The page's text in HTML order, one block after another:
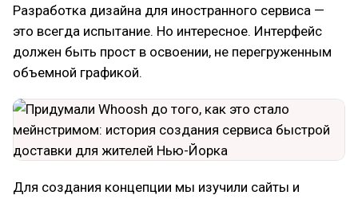
Разработка дизайна для иностранного сервиса —
это всегда испытание. Но интересное. Интерфейс
должен быть прост в освоении, не перегруженным
объемной графикой.
Для создания концепции мы изучили сайты и